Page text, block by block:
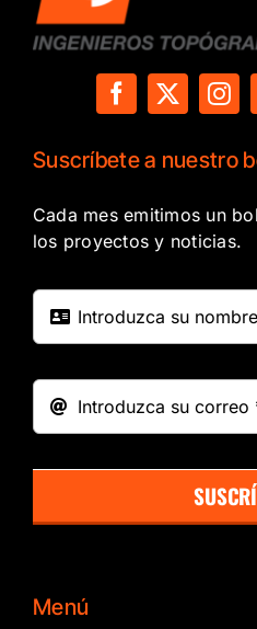
Suscríbete a nuestro
Cada mes emitimos un
los proyectos y noticias.
Menú